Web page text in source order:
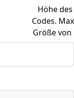
Höhe des
Codes.
Größe von